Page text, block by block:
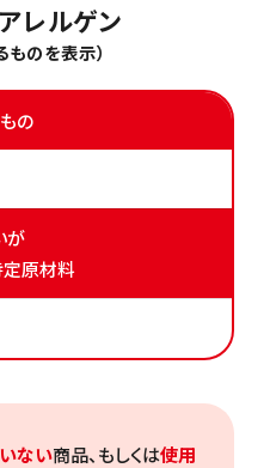
レルゲン
のを表示）
の
が
定原材料
ない商品、もしくは使用